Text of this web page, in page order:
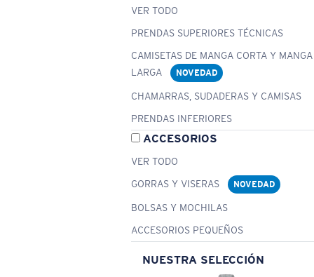
VER TODO
PRENDAS SUPERIORES TÉCNICAS
CAMISETAS DE MANGA CORTA Y MANGA
LARGA
NOVEDAD
CHAMARRAS, SUDADERAS Y CAMISAS
PRENDAS INFERIORES
ACCESORIOS
VER TODO
GORRAS Y VISERAS
NOVEDAD
BOLSAS Y MOCHILAS
ACCESORIOS PEQUEÑOS
NUESTRA SELECCIÓN